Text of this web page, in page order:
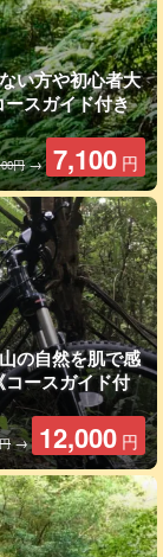
大浜海浜公
感動的な夕日が
が産卵にやって
い方や初心者大
スガイド付き
円→ 7,100 円
の自然を肌で感
ースガイド付
→ 12,000 円